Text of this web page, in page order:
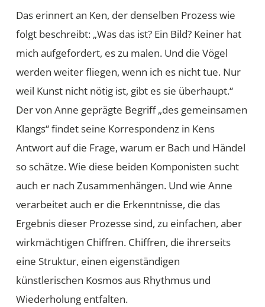
Das erinnert an Ken, der denselben Prozess wie
folgt beschreibt: „Was das ist? Ein Bild? Keiner hat
mich aufgefordert, es zu malen. Und die Vögel
werden weiter fliegen, wenn ich es nicht tue. Nur
weil Kunst nicht nötig ist, gibt es sie überhaupt.“
Der von Anne geprägte Begriff „des gemeinsamen
Klangs“ findet seine Korrespondenz in Kens
Antwort auf die Frage, warum er Bach und Händel
so schätze. Wie diese beiden Komponisten sucht
auch er nach Zusammenhängen. Und wie Anne
verarbeitet auch er die Erkenntnisse, die das
Ergebnis dieser Prozesse sind, zu einfachen, aber
wirkmächtigen Chiffren. Chiffren, die ihrerseits
eine Struktur, einen eigenständigen
künstlerischen Kosmos aus Rhythmus und
Wiederholung entfalten.